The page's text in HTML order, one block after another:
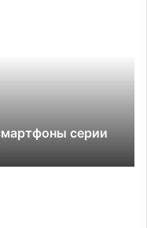
серии